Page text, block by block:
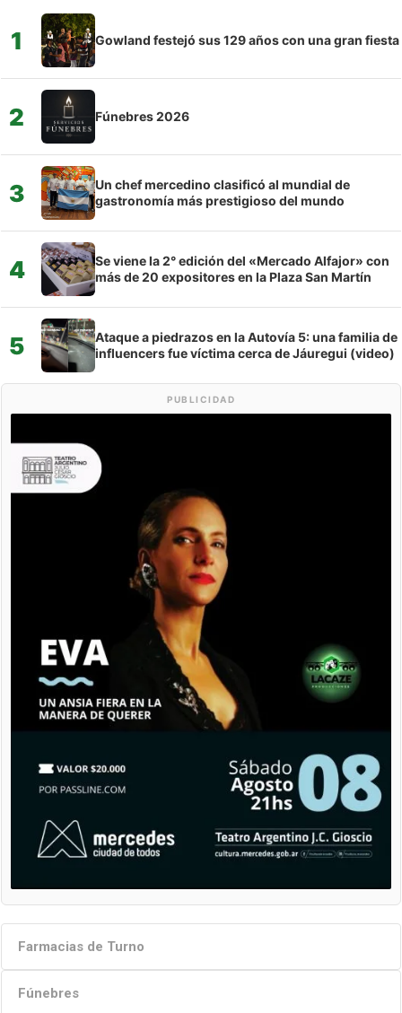
1 Gowland festejó sus 129 años con una gran fiesta
2 Fúnebres 2026
3
Un chef mercedino clasificó al mundial de
gastronomía más prestigioso del mundo
4
Se viene la 2° edición del «Mercado Alfajor» con
más de 20 expositores en la Plaza San Martín
5
Ataque a piedrazos en la Autovía 5: una familia de
influencers fue víctima cerca de Jáuregui (video)
PUBLICIDAD
Farmacias de Turno
Fúnebres